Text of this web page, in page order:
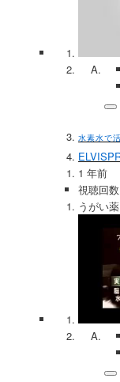
水素水で
1 年前
視聴回
うがい